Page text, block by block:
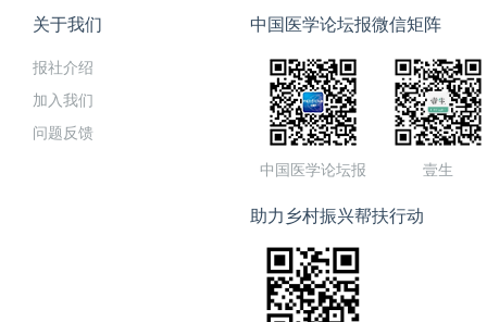
关于我们
报社介绍
加入我们
问题反馈
中国医学论坛报微信矩阵
中国医学论坛报 壹生
助力乡村振兴帮扶行动